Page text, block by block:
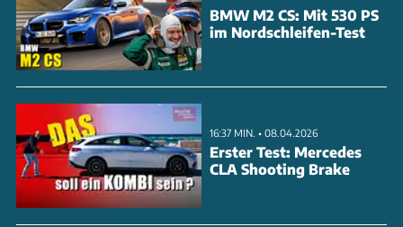
BMW M2 CS: Mit 530 PS
im Nordschleifen-Test
16:37 MIN. • 08.04.2026
Erster Test: Mercedes
CLA Shooting Brake